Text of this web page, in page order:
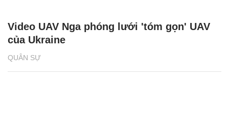
QUÂN SỰ
Video UAV Nga phóng lưới 'tóm gọn' UAV
của Ukraine